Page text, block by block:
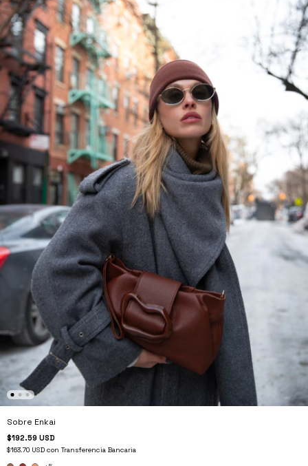
Sobre Enkai
$192.59 USD
$163.70 USD con Transferencia Bancaria